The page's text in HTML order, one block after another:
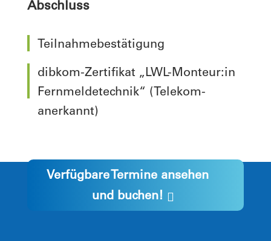
Abschluss
Teilnahmebestätigung
dibkom-Zertifikat „LWL-Monteur:in
Fernmeldetechnik“ (Telekom-
anerkannt)
Verfügbare Termine ansehen
und buchen!